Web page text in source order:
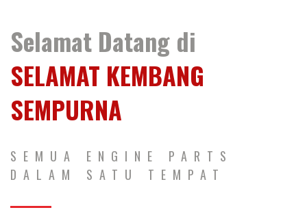
Selamat Datang di
SELAMAT KEMBANG
SEMPURNA